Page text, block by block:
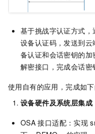
基于挑战字认证方式
设备认证码，发送到云
备认证和会话密钥的
解密接口，完成会话密
使用自有的应用，完成如下
设备硬件及系统层集成
OSA 接口适配：实现